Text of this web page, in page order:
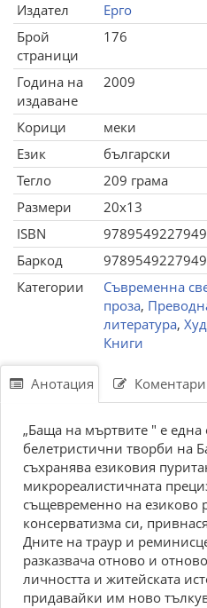
Издател
Ерго
Брой
страници
176
Година на
издаване
2009
Корици
меки
Език
български
Тегло
209 грама
Размери
20x13
ISBN
9789549227949
Баркод
9789549227949
Категории
Съвременна
проза,
литература,
Книги
Анотация Коментари
„Баща на мъртвите " е една
белетристични творби на
съхранява езиковия
микрореалистичната
същевременно на езиково
консерватизма си,
Дните на траур и
разказвача отново и
личността и житейската
придавайки им ново